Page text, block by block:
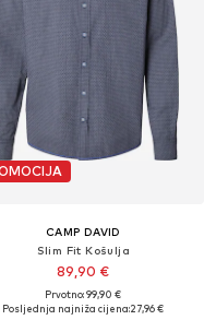
CAMP DAVID
Slim Fit Košulja
89,90 €
Prvotno: 99,90 €
Posljednja najniža cijena:27,96 €